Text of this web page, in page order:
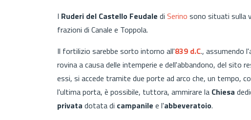
I Ruderi del Castello Feudale di Serino sono situati sulla
frazioni di Canale e Toppola.
Il fortilizio sarebbe sorto intorno all'839 d.C., assumendo
rovina a causa delle intemperie e dell'abbandono, del sito
essi, si accede tramite due porte ad arco che, un tempo,
l'ultima porta, è possibile, tuttora, ammirare la Chiesa
privata dotata di campanile e l'abbeveratoio.